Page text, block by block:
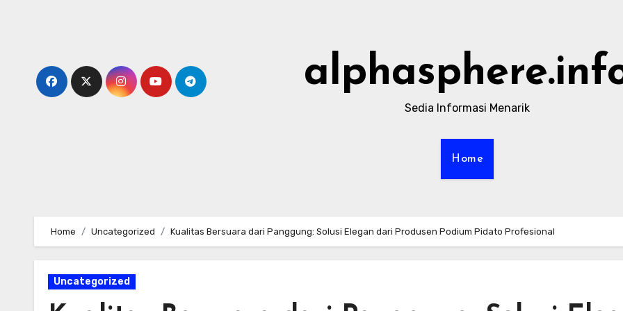
Sedia Informasi Menarik
Home
Home Uncategorized Kualitas Bersuara dari Panggung: Solusi Elegan dari Produsen Podium Pidato Profesional
Uncategorized